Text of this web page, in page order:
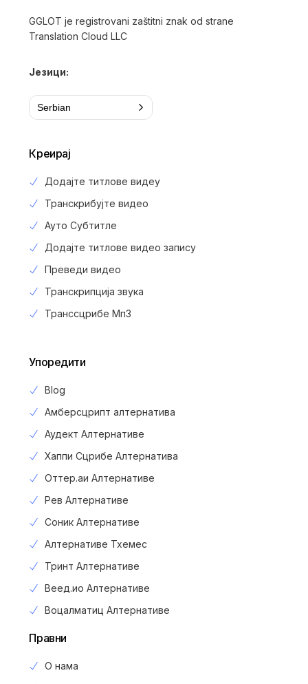
GGLOT je registrovani zaštitni znak od strane
Translation Cloud LLC
Језици:
Serbian
Креирај
Додајте титлове видеу
Транскрибујте видео
Ауто Субтитле
Додајте титлове видео запису
Преведи видео
Транскрипција звука
Транссцрибе Мп3
Упоредити
Blog
Амберсцрипт алтернатива
Аудект Алтернативе
Хаппи Сцрибе Алтернатива
Оттер.аи Алтернативе
Рев Алтернативе
Соник Алтернативе
Алтернативе Тхемес
Тринт Алтернативе
Веед.ио Алтернативе
Воцалматиц Алтернативе
Правни
О нама